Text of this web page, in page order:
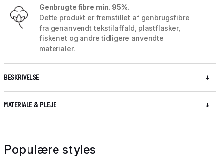
Genbrugte fibre min. 95%.
Dette produkt er fremstillet af genbrugsfibre
fra genanvendt tekstilaffald, plastflasker,
fiskenet og andre tidligere anvendte
materialer.
BESKRIVELSE
MATERIALE & PLEJE
Populære styles